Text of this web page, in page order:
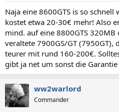
Naja eine 8600GTS is so
kostet etwa 20-30€ mehr! Also
mind. auf eine 8800GTS
veraltete 7900GS/GT (7950GT),
teurer mit rund 160-200€.
gibt ja net um sonst die Garantie
ww2warlord
Commander